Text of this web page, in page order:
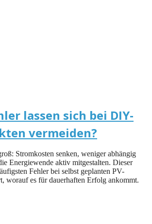
lassen sich bei DIY-
vermeiden?
Stromkosten senken, weniger abhängig
Energiewende aktiv mitgestalten. Dieser
Fehler bei selbst geplanten PV-
worauf es für dauerhaften Erfolg ankommt.